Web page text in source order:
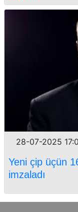
28-07-2025
Yeni çip üçün
imzaladı